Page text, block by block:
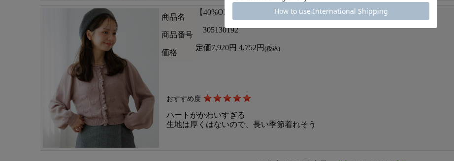
商品名
【40%OFF】happy heart cardigan～ﾊｯﾋﾟｰﾊｰﾄｶｰﾃﾞｨｶﾞﾝ
商品番号
305130192
価格
定価7,920円 4,752円 (税込)
おすすめ度
ハートがかわいすぎる
生地は厚くはないので、長い季節着れそう